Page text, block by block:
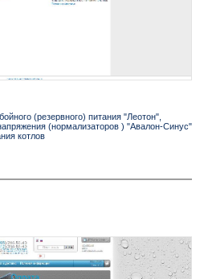
(резервного) питания "Леотон",
(нормализаторов ) "Авалон-Синус"
котлов